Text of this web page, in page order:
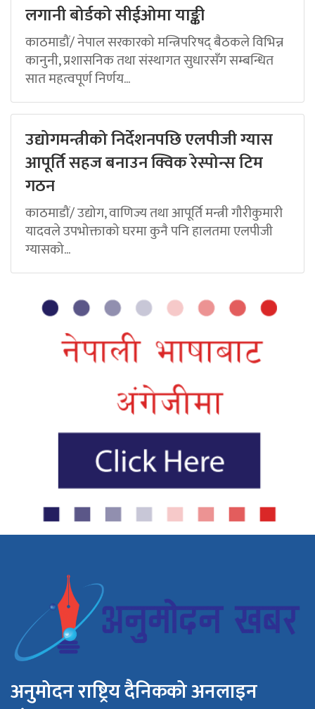
लगानी बोर्डको सीईओमा याङ्की
काठमाडौं/ नेपाल सरकारको मन्त्रिपरिषद् बैठकले विभिन्न
कानुनी, प्रशासनिक तथा संस्थागत सुधारसँग सम्बन्धित
सात महत्वपूर्ण निर्णय...
उद्योगमन्त्रीको निर्देशनपछि एलपीजी ग्यास
आपूर्ति सहज बनाउन क्विक रेस्पोन्स टिम
गठन
काठमाडौं/ उद्योग, वाणिज्य तथा आपूर्ति मन्त्री गौरीकुमारी
यादवले उपभोक्ताको घरमा कुनै पनि हालतमा एलपीजी
ग्यासको...
अनुमोदन राष्ट्रिय दैनिकको अनलाइन